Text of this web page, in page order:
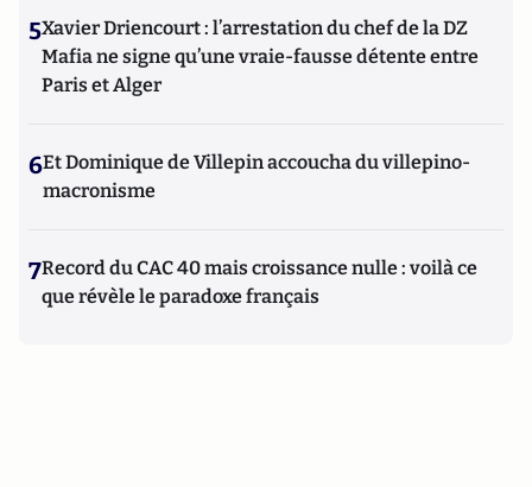
5Xavier Driencourt : l’arrestation du chef de la DZ
Mafia ne signe qu’une vraie-fausse détente entre
Paris et Alger
6Et Dominique de Villepin accoucha du villepino-
macronisme
7Record du CAC 40 mais croissance nulle : voilà ce
que révèle le paradoxe français